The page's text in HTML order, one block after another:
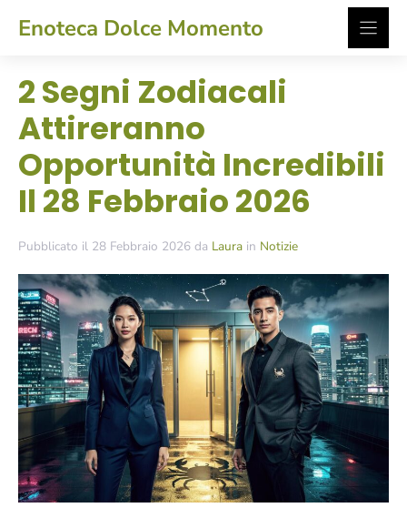
Enoteca Dolce Momento
2 Segni Zodiacali
Attireranno
Opportunità Incredibili
Il 28 Febbraio 2026
Pubblicato il 28 Febbraio 2026 da Laura in Notizie